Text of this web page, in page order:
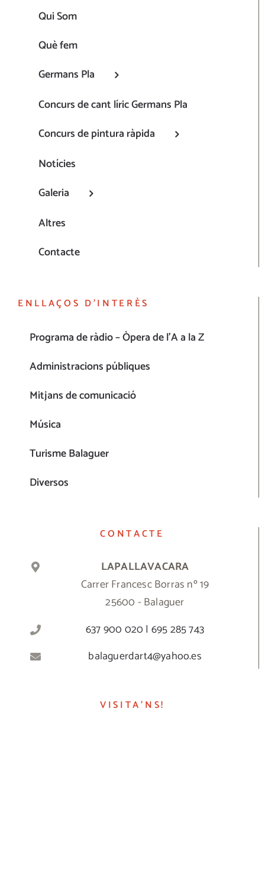
Qui Som
Què fem
Germans Pla
Concurs de cant líric Germans Pla
Concurs de pintura ràpida
Notícies
Galeria
Altres
Contacte
ENLLAÇOS D’INTERÈS
Programa de ràdio – Òpera de l’A a la Z
Administracions públiques
Mitjans de comunicació
Música
Turisme Balaguer
Diversos
CONTACTE
LAPALLAVACARA
Carrer Francesc Borras nº 19
25600 - Balaguer
637 900 020 | 695 285 743
balaguerdart4@yahoo.es
VISITA’NS!